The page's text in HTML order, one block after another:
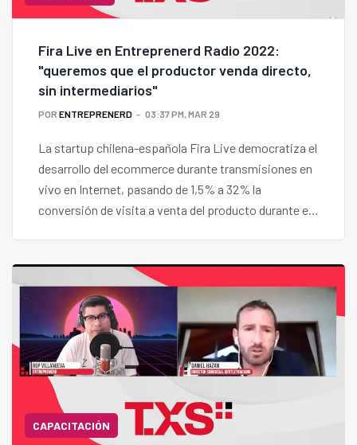
Fira Live en Entreprenerd Radio 2022:
"queremos que el productor venda directo,
sin intermediarios"
POR ENTREPRENERD 03:37 PM, MAR 29
La startup chilena-española Fira Live democratiza el
desarrollo del ecommerce durante transmisiones en
vivo en Internet, pasando de 1,5% a 32% la
conversión de visita a venta del producto durante el
CAPACITACIÓN